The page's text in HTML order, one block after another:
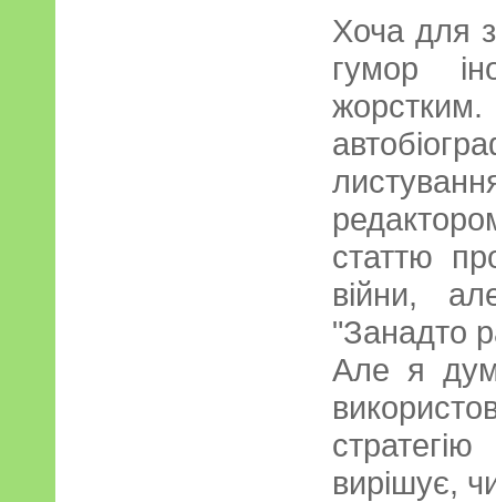
Хоча для
гумор
статтю
війни,
"Занадто
Але я
вирішує,